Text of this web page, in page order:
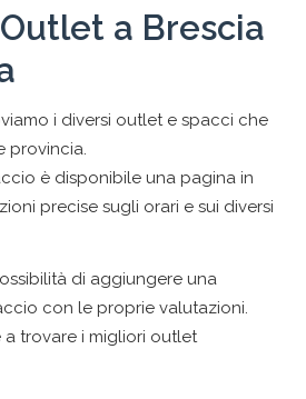
a Brescia
i diversi outlet e spacci che
provincia.
è disponibile una pagina in
precise sugli orari e sui diversi
di aggiungere una
con le proprie valutazioni.
trovare i migliori outlet